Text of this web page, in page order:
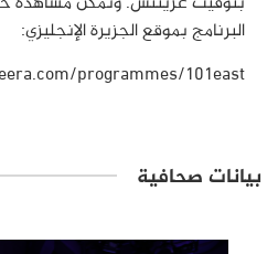
البرنامج بموقع الجزيرة الإنجليزي:
programmes/101east/
بيانات صحافية